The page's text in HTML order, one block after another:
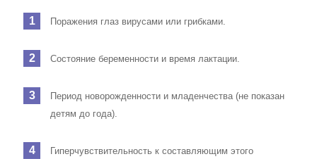
Поражения глаз вирусами или грибками.
Состояние беременности и время лактации.
Период новорожденности и младенчества (не показан
детям до года).
Гиперчувствительность к составляющим этого